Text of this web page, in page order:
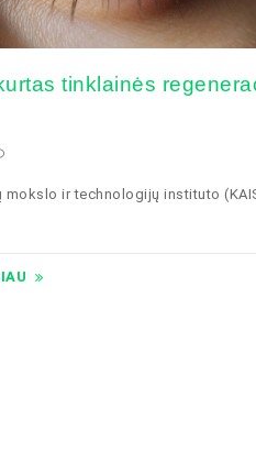
tinklainės
mokslo ir technologijų instituto